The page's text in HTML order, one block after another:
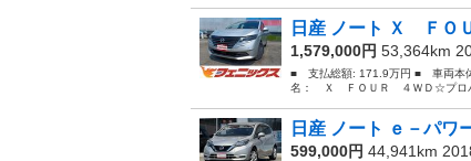
日産 ノート Ｘ ＦＯ
1,579,000円 53,364km
■ 支払総額: 171.9万円 ■ 車両
名： Ｘ ＦＯＵＲ ４ＷＤ☆プロ
日産 ノート ｅ－パ
599,000円 44,941km